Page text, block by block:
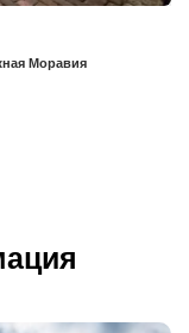
Моравия